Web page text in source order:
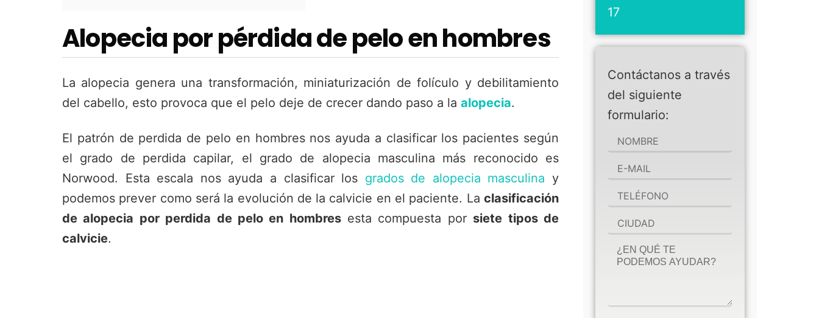
Alopecia por pérdida de pelo en hombres
La alopecia genera una transformación, miniaturización de folículo y debilitamiento
del cabello, esto provoca que el pelo deje de crecer dando paso a la alopecia.
El patrón de perdida de pelo en hombres nos ayuda a clasificar los pacientes según
el grado de perdida capilar, el grado de alopecia masculina más reconocido es
Norwood. Esta escala nos ayuda a clasificar los grados de alopecia masculina y
podemos prever como será la evolución de la calvicie en el paciente. La clasificación
de alopecia por perdida de pelo en hombresesta compuesta por siete tipos de
calvicie.
17
Contáctanos a través
del siguiente
formulario: